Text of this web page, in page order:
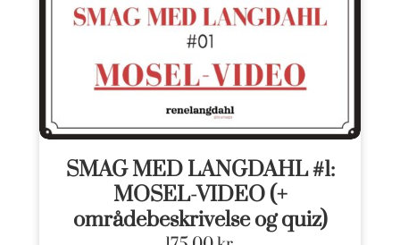
SMAG MED LANGDAHL #1:
MOSEL-VIDEO (+
områdebeskrivelse og quiz)